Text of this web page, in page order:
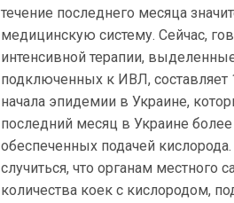
течение последнего месяца
медицинскую систему. Сейчас,
интенсивной терапии,
подключенных к ИВЛ, составляет
начала эпидемии в Украине,
последний месяц в Украине
обеспеченных подачей
случиться, что органам местного
количества коек с кислородом,